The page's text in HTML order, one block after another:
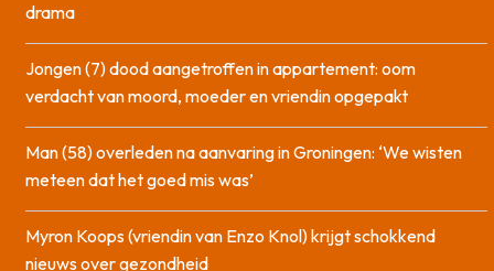
drama
Jongen (7) dood aangetroffen in appartement: oom
verdacht van moord, moeder en vriendin opgepakt
Man (58) overleden na aanvaring in Groningen: ‘We wisten
meteen dat het goed mis was’
Myron Koops (vriendin van Enzo Knol) krijgt schokkend
nieuws over gezondheid